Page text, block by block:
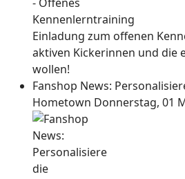
Einladung zum offenen
aktiven Kickerinnen und die
wollen!
Fanshop News:
Hometown Donnerstag, 01